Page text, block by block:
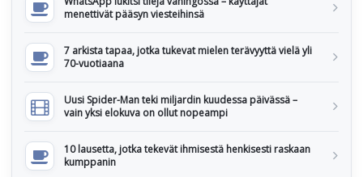
menettivät pääsyn viesteihinsä
7 arkista tapaa, jotka tukevat mielen terävyyttä vielä yli
70-vuotiaana
Uusi Spider-Man teki miljardin kuudessa päivässä –
vain yksi elokuva on ollut nopeampi
10 lausetta, jotka tekevät ihmisestä henkisesti raskaan
kumppanin